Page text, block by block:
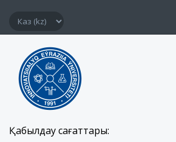
Қабылдау сағаттары: